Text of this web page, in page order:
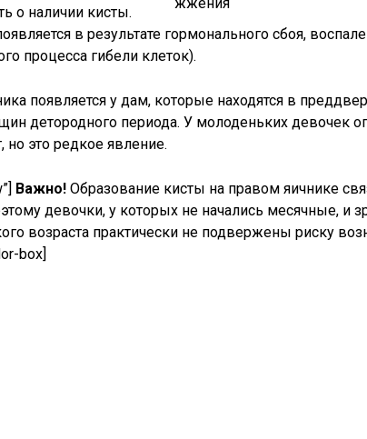
о наличии кисты.
в результате гормонального сбоя,
процесса гибели клеток).
появляется у дам, которые находятся в
детородного периода. У молоденьких девочек
но это редкое явление.
Важно! Образование кисты на правом яичнике
девочки, у которых не начались месячные, и
возраста практически не подвержены риску
box]